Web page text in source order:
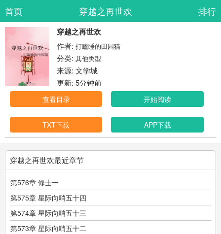
首页 穿越之再世欢 排行
穿越之再世欢
作者: 打瞌睡的田园猫
分类: 其他类型
来源: 文学城
更新: 5分钟前
查看目录 开始阅读
TXT下载 APP下载
穿越之再世欢最近章节
第576章 修士一
第575章 星际向哨五十四
第574章 星际向哨五十三
第573章 星际向哨五十二